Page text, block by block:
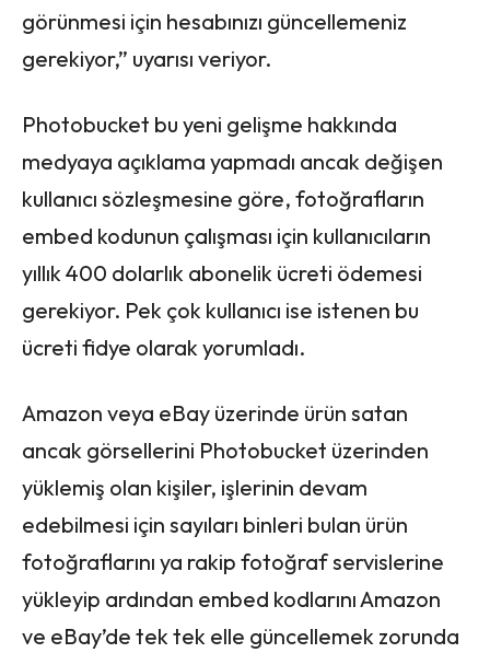
görünmesi için hesabınızı güncellemeniz
gerekiyor,” uyarısı veriyor.
Photobucket bu yeni gelişme hakkında
medyaya açıklama yapmadı ancak değişen
kullanıcı sözleşmesine göre, fotoğrafların
embed kodunun çalışması için kullanıcıların
yıllık 400 dolarlık abonelik ücreti ödemesi
gerekiyor. Pek çok kullanıcı ise istenen bu
ücreti fidye olarak yorumladı.
Amazon veya eBay üzerinde ürün satan
ancak görsellerini Photobucket üzerinden
yüklemiş olan kişiler, işlerinin devam
edebilmesi için sayıları binleri bulan ürün
fotoğraflarını ya rakip fotoğraf servislerine
yükleyip ardından embed kodlarını Amazon
ve eBay’de tek tek elle güncellemek zorunda